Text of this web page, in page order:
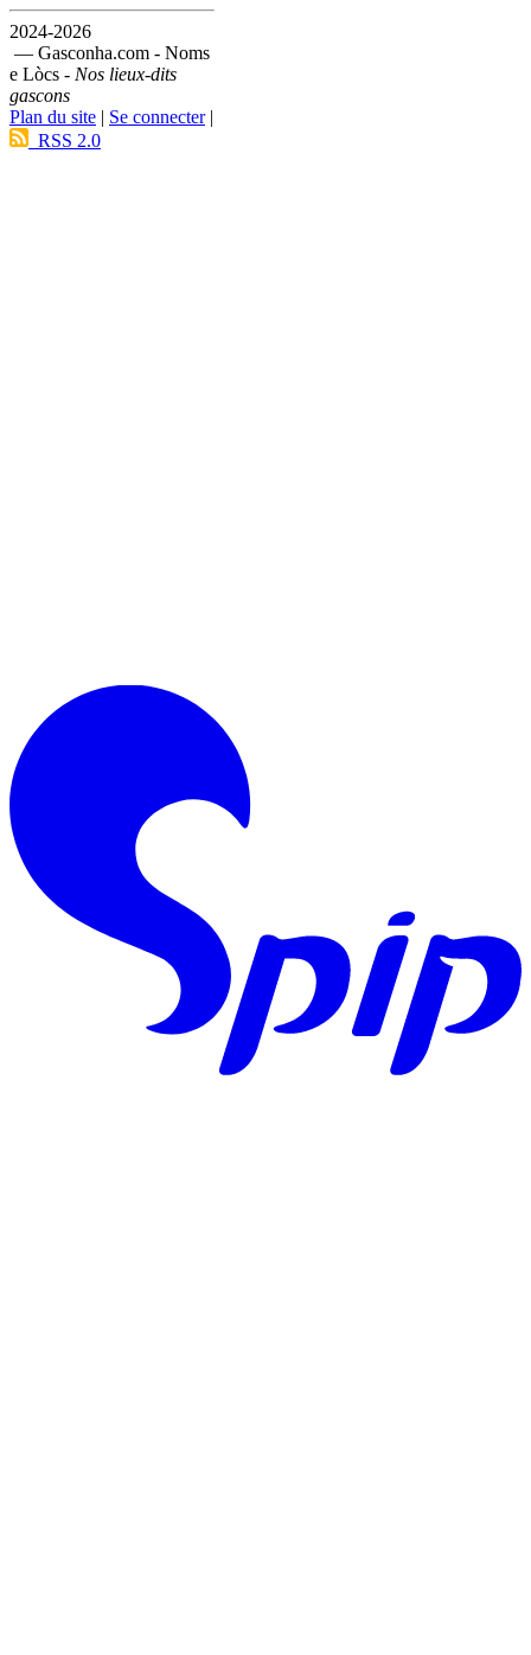
2024-2026
— Gasconha.com - Noms
e Lòcs - Nos lieux-dits
gascons
Plan du site | Se connecter|
RSS 2.0